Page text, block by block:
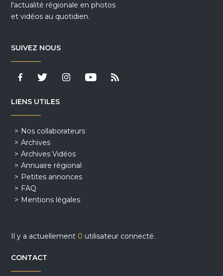
l'actualité régionale en photos
et vidéos au quotidien.
SUIVEZ NOUS
LIENS UTILES
Nos collaborateurs
Archives
Archives Vidéos
Annuaire régional
Petites annonces
FAQ
Mentions légales
Il y a actuellement 0 utilisateur connecté.
CONTACT